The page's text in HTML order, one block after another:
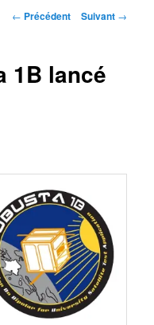
Navigation
← Précédent Suivant →
1B lancé